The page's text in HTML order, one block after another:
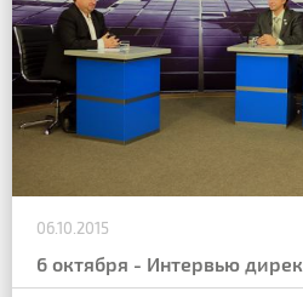
06.10.2015
6 октября - Интервью